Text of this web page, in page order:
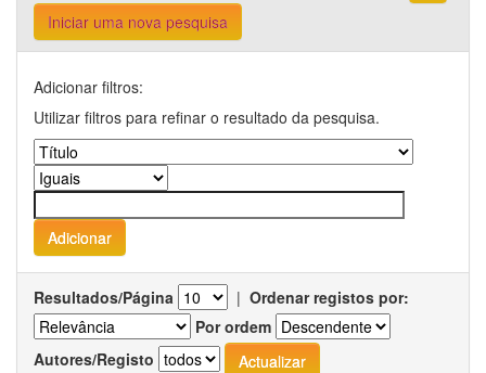
Iniciar uma nova pesquisa
Adicionar filtros:
Utilizar filtros para refinar o resultado da pesquisa.
Resultados/Página | Ordenar registos por:
Por ordem
Autores/Registo